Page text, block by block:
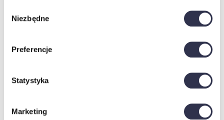
zgody
Niezbędne
Preferencje
Statystyka
Marketing